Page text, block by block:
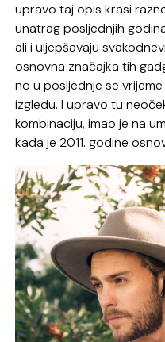
upravo taj opis krasi
unatrag posljednjih
ali i uljepšavaju
osnovna značajka tih
no u posljednje se
izgledu. I upravo tu
kombinaciju, imao je na
kada je 2011. godine